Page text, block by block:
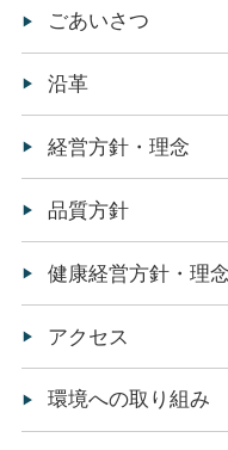
ごあいさつ
沿革
経営方針・理念
品質方針
健康経営方針・理念
アクセス
環境への取り組み